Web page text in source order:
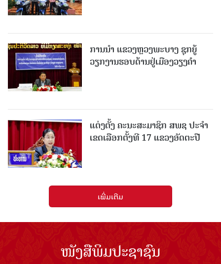
ການນຳ ແຂວງຫຼວງພະບາງ ຊຸກຍູ້
ວຽກງານຮອບດ້ານຢູ່ເມືອງວຽງຄໍາ
ແຕ່ງຕັ້ງ ຄະນະສະມາຊິກ ສພຊ ປະຈຳ
ເຂດເລືອກຕັ້ງທີ 17 ແຂວງອັດຕະປື
ເພີ່ມເຕີມ
ໜັງສືພິມປະຊາຊົນ